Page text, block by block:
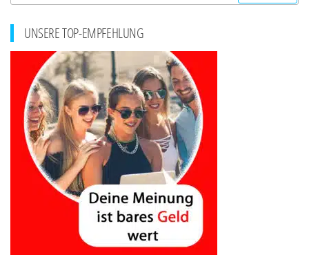
UNSERE TOP-EMPFEHLUNG